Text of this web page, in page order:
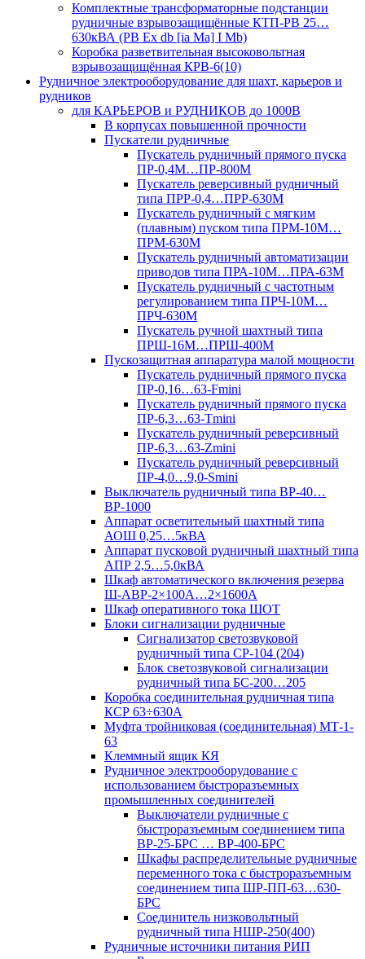
Комплектные трансформаторные подстанции
рудничные взрывозащищённые КТП-РВ 25…
630кВА (РВ Ex db [ia Ma] I Mb)
Коробка разветвительная высоковольтная
взрывозащищённая КРВ-6(10)
Рудничное электрооборудование для шахт, карьеров и
рудников
для КАРЬЕРОВ и РУДНИКОВ до 1000В
В корпусах повышенной прочности
Пускатели рудничные
Пускатель рудничный прямого пуска
ПР-0,4М…ПР-800М
Пускатель реверсивный рудничный
типа ПРР-0,4…ПРР-630М
Пускатель рудничный с мягким
(плавным) пуском типа ПРМ-10М…
ПРМ-630М
Пускатель рудничный автоматизации
приводов типа ПРА-10М…ПРА-63М
Пускатель рудничный с частотным
регулированием типа ПРЧ-10М…
ПРЧ-630М
Пускатель ручной шахтный типа
ПРШ-16М…ПРШ-400М
Пускозащитная аппаратура малой мощности
Пускатель рудничный прямого пуска
ПР-0,16…63-Fmini
Пускатель рудничный прямого пуска
ПР-6,3…63-Tmini
Пускатель рудничный реверсивный
ПР-6,3…63-Zmini
Пускатель рудничный реверсивный
ПР-4,0…9,0-Smini
Выключатель рудничный типа ВР-40…
ВР-1000
Аппарат осветительный шахтный типа
АОШ 0,25…5кВА
Аппарат пусковой рудничный шахтный типа
АПР 2,5…5,0кВА
Шкаф автоматического включения резерва
Ш-АВР-2×100А…2×1600А
Шкаф оперативного тока ШОТ
Блоки сигнализации рудничные
Сигнализатор светозвуковой
рудничный типа СР-104 (204)
Блок светозвуковой сигнализации
рудничный типа БС-200…205
Коробка соединительная рудничная типа
КСР 63÷630А
Муфта тройниковая (соединительная) МТ-1-
63
Клеммный ящик КЯ
Рудничное электрооборудование с
использованием быстроразъемных
промышленных соединителей
Выключатели рудничные с
быстроразъемным соединением типа
ВР-25-БРС … ВР-400-БРС
Шкафы распределительные рудничные
переменного тока с быстроразъемным
соединением типа ШР-ПП-63…630-
БРС
Соединитель низковольтный
рудничный типа НШР-250(400)
Рудничные источники питания РИП